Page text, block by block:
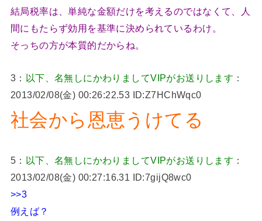
結局税率は、単純な金額だけを考えるのではなくて、人
間にもたらず効用を基準に決められているわけ。
そっちの方が本質的だからね。
3： 以下、名無しにかわりましてVIPがお送りします ：
2013/02/08(金) 00:26:22.53 ID:Z7HChWqc0
社会から恩恵うけてる
5： 以下、名無しにかわりましてVIPがお送りします ：
2013/02/08(金) 00:27:16.31 ID:7gijQ8wc0
>>3
例えば？